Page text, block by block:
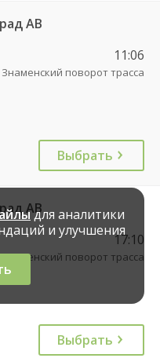
АВ
11:06
Знаменский поворот трасса
Выбрать
АВ
17:10
Знаменский поворот трасса
Выбрать
для аналитики
и улучшения